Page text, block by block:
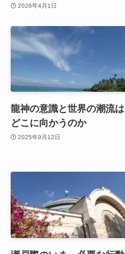
2026年4月1日
龍神の意識と世界の潮流は
どこに向かうのか
2025年9月12日